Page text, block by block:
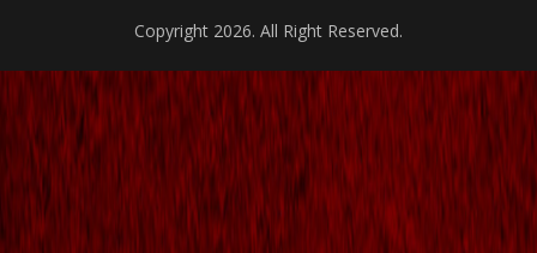
Copyright 2026. All Right Reserved.